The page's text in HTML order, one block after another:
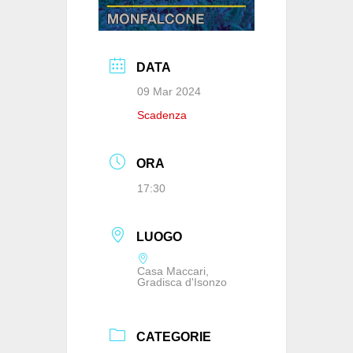
DATA
09 Mar 2024
Scadenza
ORA
17:30
LUOGO
Casa Maccari,
Gradisca d'Isonzo
CATEGORIE